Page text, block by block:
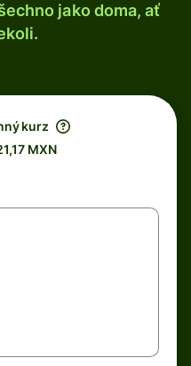
jako doma, ať
kurz
MXN